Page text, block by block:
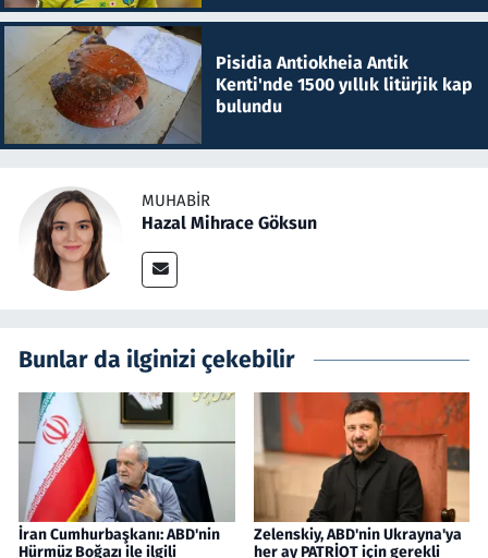
Pisidia Antiokheia Antik
Kenti'nde 1500 yıllık litürjik kap
bulundu
MUHABIR
Hazal Mihrace Göksun
Bunlar da ilginizi çekebilir
İran Cumhurbaşkanı: ABD'nin
Hürmüz Boğazı ile ilgili
Zelenskiy, ABD'nin Ukrayna'ya
her ay PATRİOT için gerekli